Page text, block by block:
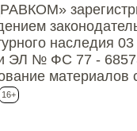
наследия
ЭЛ № ФС 77 -
материалов
16+